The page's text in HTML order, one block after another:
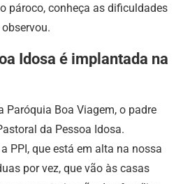
pároco, conheça as dificuldades
Idosa é implantada na
Paróquia Boa Viagem, o padre
da Pessoa Idosa.
PPI, que está em alta na nossa
por vez, que vão às casas